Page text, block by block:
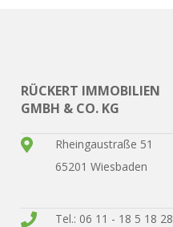
RÜCKERT IMMOBILIEN
GMBH & CO. KG
Rheingaustraße 51
65201 Wiesbaden
Tel.: 06 11 - 18 5 18 28